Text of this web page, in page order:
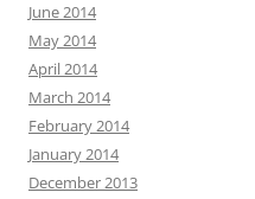
June 2014
May 2014
April 2014
March 2014
February 2014
January 2014
December 2013